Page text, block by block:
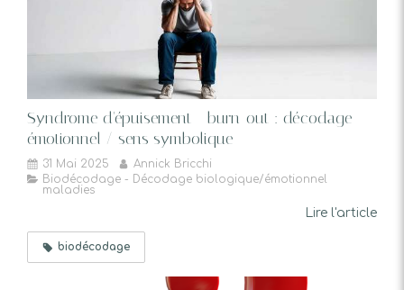
Syndrome d'épuisement - burn-out : décodage
émotionnel / sens symbolique
31 Mai 2025
Annick Bricchi
Biodécodage - Décodage biologique/émotionnel
maladies
Lire l'article
biodécodage